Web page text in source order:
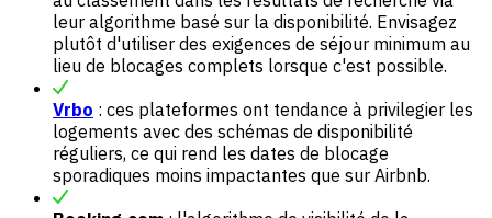
leur algorithme basé sur la disponibilité. Envisagez
plutôt d'utiliser des exigences de séjour minimum au
lieu de blocages complets lorsque c'est possible.
Vrbo : ces plateformes ont tendance à privilegier les
logements avec des schémas de disponibilité
réguliers, ce qui rend les dates de blocage
sporadiques moins impactantes que sur Airbnb.